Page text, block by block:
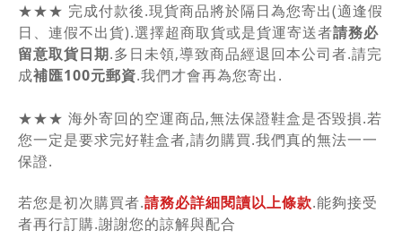
★★★ 完成付款後.現貨商品將於隔日為您寄出(適逢假
日、連假不出貨).選擇超商取貨或是貨運寄送者請務必
留意取貨日期.多日未領,導致商品經退回本公司者.請完
成補匯100元郵資.我們才會再為您寄出.
★★★ 海外寄回的空運商品,無法保證鞋盒是否毀損.若
您一定是要求完好鞋盒者,請勿購買.我們真的無法一一
保證.
若您是初次購買者.請務必詳細閱讀以上條款.能夠接受
者再行訂購.謝謝您的諒解與配合